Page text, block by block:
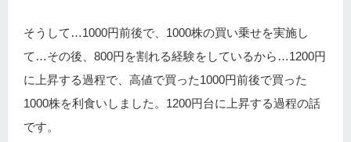
そうして…1000円前後で、1000株の買い乗せを実施し
て…その後、800円を割れる経験をしているから…1200円
に上昇する過程で、高値で買った1000円前後で買った
1000株を利食いしました。1200円台に上昇する過程の話
です。